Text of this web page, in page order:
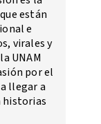
están
e
virales y
UNAM
por el
llegar a
historias